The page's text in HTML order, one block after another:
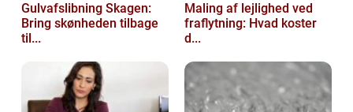
Gulvafslibning Skagen:
Bring skønheden tilbage
til...
Maling af lejlighed ved
fraflytning: Hvad koster
d...